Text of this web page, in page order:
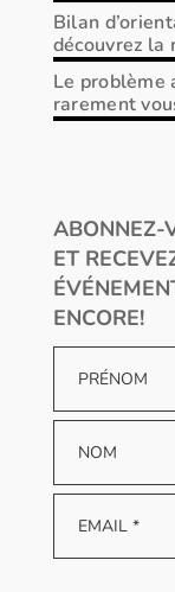
Bilan
découvrez la
Le problème
rarement
ABONNEZ-
ET
ENCORE!